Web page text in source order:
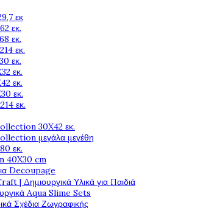
εκ
εκ.
εκ.
εκ.
εκ.
εκ.
εκ.
εκ.
εκ.
30X42 εκ.
μεγάλα μεγέθη
εκ.
40X30 cm
Decoupage
| Δημιουργικά Υλικά για Παιδιά
Aqua Slime Sets
Σχέδια Ζωγραφικής